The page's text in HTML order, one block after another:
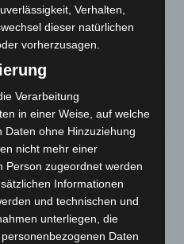
in Neuwarmbüchen schnell
starten beim
über A7 – Polizei sucht
Unfall auf Baustelle
Verhalten,
dieser natürlichen
vorherzusagen.
Verarbeitung
in einer Weise, auf welche
ohne Hinzuziehung
nicht mehr einer
Person zugeordnet werden
Informationen
und technischen und
unterliegen, die
Daten